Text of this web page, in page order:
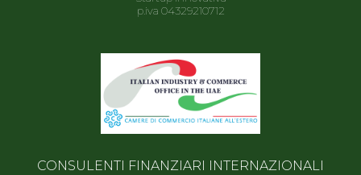
p.iva 04329210712
CONSULENTI FINANZIARI INTERNAZIONALI